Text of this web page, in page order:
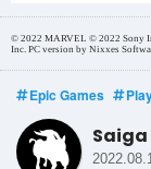
© 2022 MARVEL © 2022 Sony
Inc. PC version by Nixxes
Epic Games
Saiga